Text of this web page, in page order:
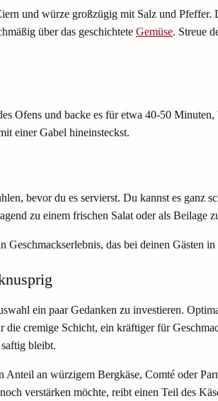
und würze großzügig mit Salz und
über das geschichtete Gemüse. Streue
Ofens und backe es für etwa 40-50
einer Gabel hineinsteckst.
bevor du es servierst. Du kannst es ganz
zu einem frischen Salat oder als Beilage
das bei deinen Gästen
ein paar Gedanken zu investieren.
cremige Schicht, ein kräftiger für
bleibt.
an würzigem Bergkäse, Comté oder
verstärken möchte, reibt einen Teil des